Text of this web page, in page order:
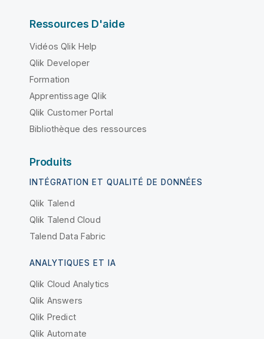
Ressources D'aide
Vidéos Qlik Help
Qlik Developer
Formation
Apprentissage Qlik
Qlik Customer Portal
Bibliothèque des ressources
Produits
INTÉGRATION ET QUALITÉ DE DONNÉES
Qlik Talend
Qlik Talend Cloud
Talend Data Fabric
ANALYTIQUES ET IA
Qlik Cloud Analytics
Qlik Answers
Qlik Predict
Qlik Automate